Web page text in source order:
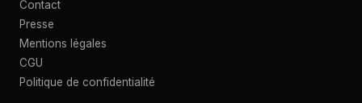
Contact
Presse
Mentions légales
CGU
Politique de confidentialité